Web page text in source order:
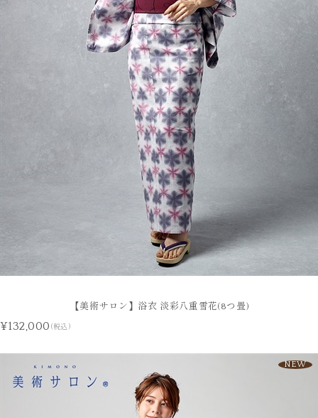
【美術サロン】浴衣 淡彩八重雪花(8つ畳)
¥132,000 (税込)
NEW